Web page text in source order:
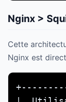
Nginx >
Cette
Nginx est